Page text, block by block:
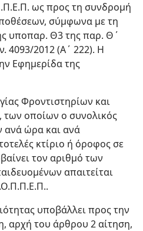
ως προς τη συνδρομή
σύμφωνα με τη
υποπαρ. Θ3 της παρ. Θ΄
4093/2012 (Α΄ 222). Η
Εφημερίδα της
Φροντιστηρίων και
οποίων ο συνολικός
ανά ώρα και ανά
κτίριο ή όροφος σε
τον αριθμό των
απαιτείται
υποβάλλει προς την
αρχή του άρθρου 2 αίτηση,